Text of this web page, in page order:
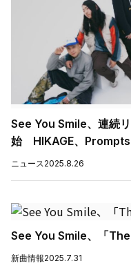
See You Smile、連続
始 HIKAGE、Prompts
ニュース2025.8.26
See You Smile、「
新曲情報2025.7.31